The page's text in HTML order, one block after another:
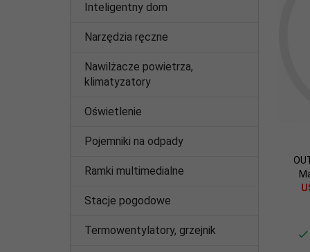
Inteligentny dom
Narzędzia ręczne
Nawilżacze powietrza,
klimatyzatory
Oświetlenie
Pojemniki na odpady
Ramki multimedialne
Stacje pogodowe
Termowentylatory, grzejnik